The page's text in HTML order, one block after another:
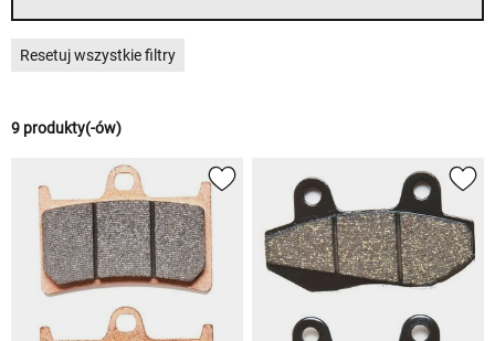
Resetuj wszystkie filtry
9 produkty(-ów)